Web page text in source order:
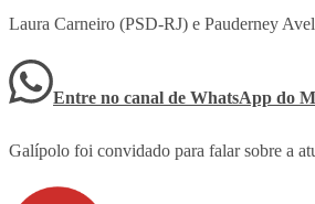
Laura Carneiro (PSD-RJ) e Pauderney
Entre no canal de WhatsApp do
Galípolo foi convidado para falar sobre a